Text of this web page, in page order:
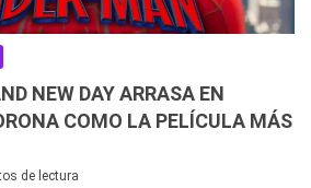
NEW DAY ARRASA EN
COMO LA PELÍCULA MÁS
de lectura